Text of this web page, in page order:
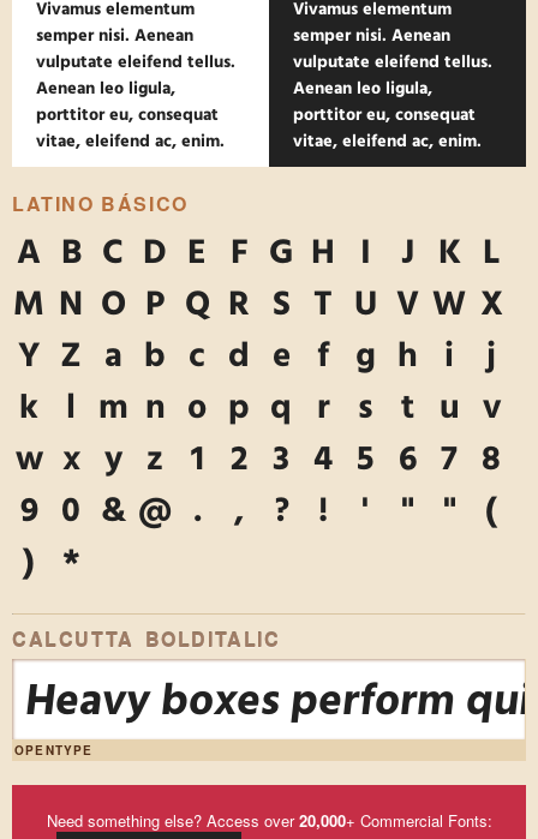
Vivamus elementum
semper nisi. Aenean
vulputate eleifend tellus.
Aenean leo ligula,
porttitor eu, consequat
vitae, eleifend ac, enim.
Vivamus elementum
semper nisi. Aenean
vulputate eleifend tellus.
Aenean leo ligula,
porttitor eu, consequat
vitae, eleifend ac, enim.
LATINO BÁSICO
A B C D E F G H J K
L
M
N O P Q R S T U V W X
Y
Z a b c d e f g h i
j
k
m n o p q r s t u
v
w x y z 1 2 3 4 5 6 7
8
9
0 & @ . , ? ! ' " "
(
)
*
CALCUTTA BOLDITALIC
Heavy boxes perform
OPENTYPE
Need something else? Access over20,000+ Commercial Fonts: